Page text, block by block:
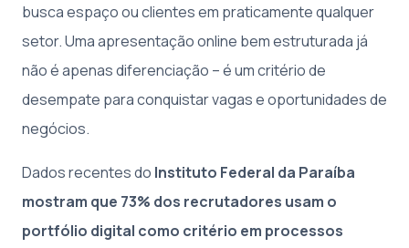
busca espaço ou clientes em praticamente qualquer
setor. Uma apresentação online bem estruturada já
não é apenas diferenciação – é um critério de
desempate para conquistar vagas e oportunidades de
negócios.
Dados recentes do Instituto Federal da Paraíba
mostram que 73% dos recrutadores usam o
portfólio digital como critério em processos